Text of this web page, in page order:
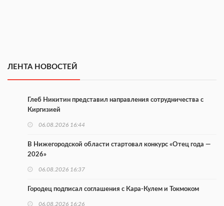
ЛЕНТА НОВОСТЕЙ
Глеб Никитин представил направления сотрудничества с
Киргизией
06.08.2026 16:44
В Нижегородской области стартовал конкурс «Отец года —
2026»
06.08.2026 16:37
Городец подписал соглашения с Кара-Кулем и Токмоком
06.08.2026 16:26